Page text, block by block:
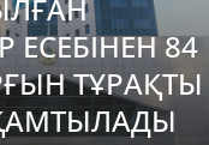
ЕСЕБІНЕН 84
ТҰРАҚТЫ